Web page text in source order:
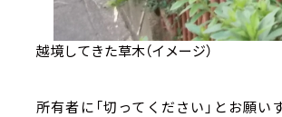
越境してきた草木（イメージ）
所有者に「切ってください」とお願